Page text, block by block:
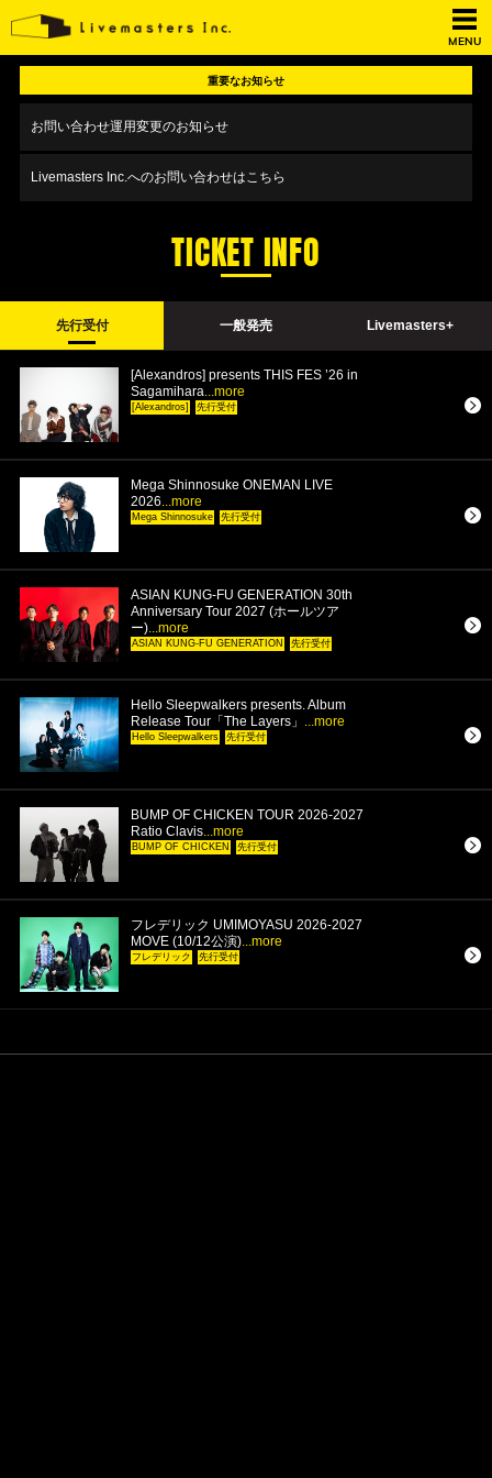
MENU
重要なお知らせ
お問い合わせ運用変更のお知らせ
Livemasters Inc.へのお問い合わせはこちら
TICKET INFO
先行受付 一般発売 Livemasters+
[Alexandros] presents THIS FES ’26 in
Sagamihara...more
[Alexandros] 先行受付
Mega Shinnosuke ONEMAN LIVE
2026...more
Mega Shinnosuke 先行受付
ASIAN KUNG-FU GENERATION 30th
Anniversary Tour 2027 (ホールツア
ー)...more
ASIAN KUNG-FU GENERATION 先行受付
Hello Sleepwalkers presents. Album
Release Tour「The Layers」 ...more
Hello Sleepwalkers 先行受付
BUMP OF CHICKEN TOUR 2026-2027
Ratio Clavis...more
BUMP OF CHICKEN 先行受付
フレデリック UMIMOYASU 2026-2027
MOVE (10/12公演)...more
フレデリック 先行受付